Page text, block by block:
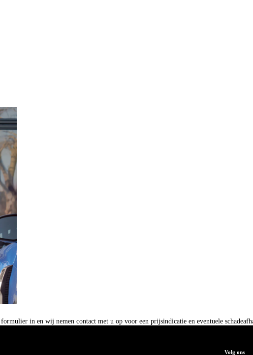
in en wij nemen contact met u op voor een prijsindicatie en eventuele
Volg ons